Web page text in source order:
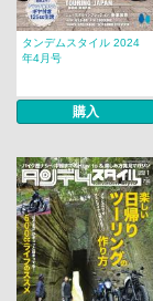
タンデムスタイル 2024
年4月号
購入